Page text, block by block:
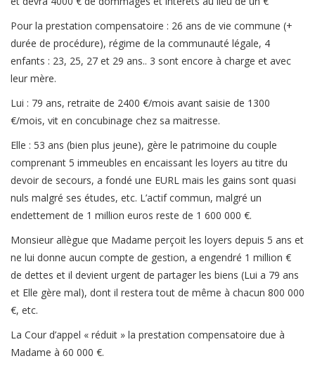
Pour la prestation compensatoire : 26 ans de vie commune (+
durée de procédure), régime de la communauté légale, 4
enfants : 23, 25, 27 et 29 ans.. 3 sont encore à charge et avec
leur mère.
Lui : 79 ans, retraite de 2400 €/mois avant saisie de 1300
€/mois, vit en concubinage chez sa maitresse.
Elle : 53 ans (bien plus jeune), gère le patrimoine du couple
comprenant 5 immeubles en encaissant les loyers au titre du
devoir de secours, a fondé une EURL mais les gains sont quasi
nuls malgré ses études, etc. L’actif commun, malgré un
endettement de 1 million euros reste de 1 600 000 €.
Monsieur allègue que Madame perçoit les loyers depuis 5 ans et
ne lui donne aucun compte de gestion, a engendré 1 million €
de dettes et il devient urgent de partager les biens (Lui a 79 ans
et Elle gère mal), dont il restera tout de même à chacun 800 000
€, etc.
La Cour d’appel « réduit » la prestation compensatoire due à
Madame à 60 000 €.